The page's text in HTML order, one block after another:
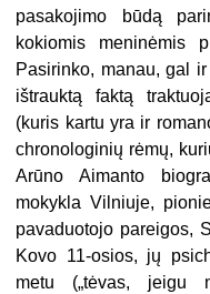
pasakojimo būdą
kokiomis meninėmis
Pasirinko, manau, gal
ištrauktą faktą
(kuris kartu yra ir
chronologinių rėmų,
Arūno Aimanto
mokykla Vilniuje,
pavaduotojo pareigos,
Kovo 11-osios, jų
metu („tėvas, jeigu